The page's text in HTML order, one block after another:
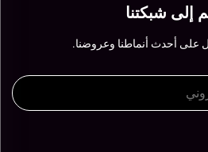
إلى شبكتنا
أحدث أنماطنا وعروضنا.